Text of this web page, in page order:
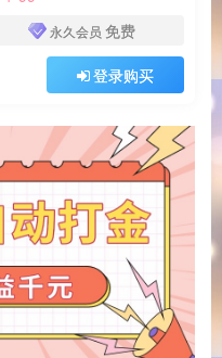
永久会员 免费
登录购买